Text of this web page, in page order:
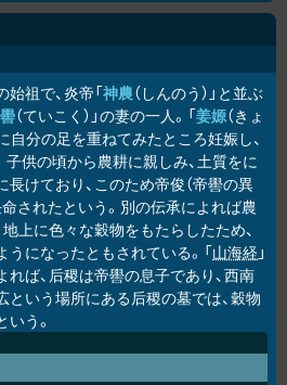
祖で、炎帝「神農（しんのう）」と並ぶ
（ていこく）」の妻の一人。「姜嫄（きょ
自分の足を重ねてみたところ妊娠し、
供の頃から農耕に親しみ、土質をに
けており、このため帝俊（帝嚳の異
されたという。別の伝承によれば農
上に色々な穀物をもたらしたため、
になったともされている。「山海経 」
れば、后稷は帝嚳の息子であり、西南
いう場所にある后稷の墓では、穀物
う。